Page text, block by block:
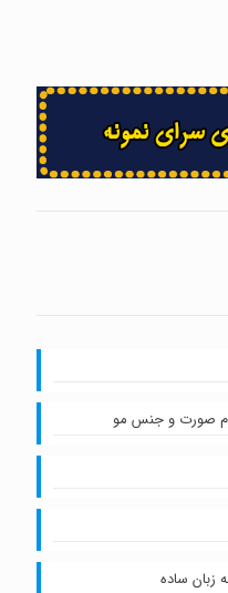
صورت و جنس مو
زبان ساده